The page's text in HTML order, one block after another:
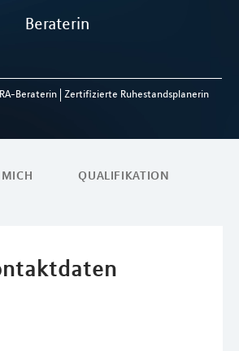
Beraterin
Beraterin Zertifizierte Ruhestandsplanerin
QUALIFIKATION